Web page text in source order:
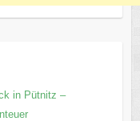
in Pütnitz –